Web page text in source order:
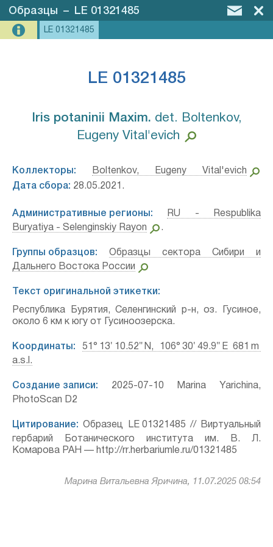
Образцы – LE 01321485
LE 01321485
LE 01321485
Iris potaninii Maxim.⁣ det. Boltenkov,
Eugeny Vital'evich
Коллекторы:
Boltenkov, Eugeny Vital'evich
Дата сбора: 28.05.2021.
Административные регионы:
RU - Respublika
Buryatiya - Selenginskiy Rayon
.
Группы образцов:
Образцы сектора Сибири и
Дальнего Востока России
Текст оригинальной этикетки:
Республика Бурятия, Селенгинский р-н, оз. Гусиное,
около 6 км к югу от Гусиноозерска.
Координаты:
51° 13′ 10.52″ N, 106° 30′ 49.9″ E 681 m
a.s.l.
Создание записи: 2025-07-10 Marina Yarichina,
PhotoScan D2
Цитирование: Образец LE 01321485 // Виртуальный
гербарий Ботанического института им. В. Л.
Комарова РАН — http://rr.herbariumle.ru/01321485
Марина Витальевна Яричина, 11.07.2025 08:54